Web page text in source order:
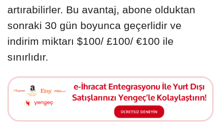
artırabilirler. Bu avantaj, abone olduktan
sonraki 30 gün boyunca geçerlidir ve
indirim miktarı $100/ £100/ €100 ile
sınırlıdır.